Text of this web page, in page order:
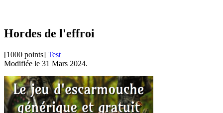
Hordes de l'effroi
[1000 points] Test
Modifiée le 31 Mars 2024.